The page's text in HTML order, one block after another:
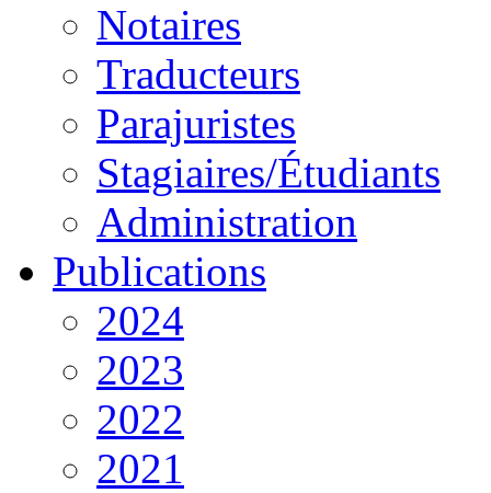
Notaires
Traducteurs
Parajuristes
Stagiaires/Étudiants
Administration
Publications
2024
2023
2022
2021